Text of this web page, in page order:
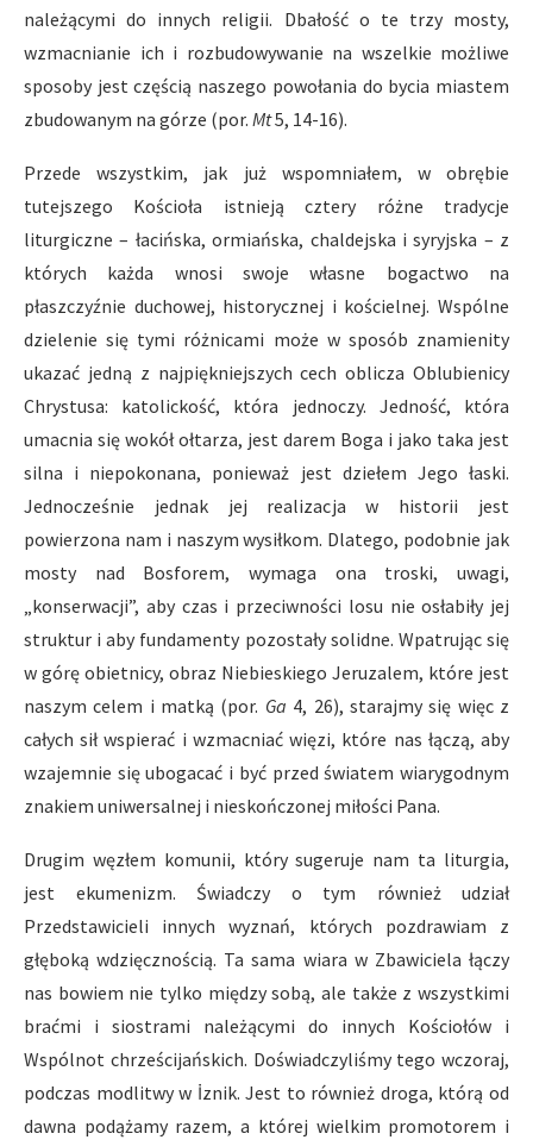
należącymi do innych religii. Dbałość o te trzy mosty,
wzmacnianie ich i rozbudowywanie na wszelkie możliwe
sposoby jest częścią naszego powołania do bycia miastem
zbudowanym na górze (por. Mt5, 14-16).
Przede wszystkim, jak już wspomniałem, w obrębie
tutejszego Kościoła istnieją cztery różne tradycje
liturgiczne – łacińska, ormiańska, chaldejska i syryjska – z
których każda wnosi swoje własne bogactwo na
płaszczyźnie duchowej, historycznej i kościelnej. Wspólne
dzielenie się tymi różnicami może w sposób znamienity
ukazać jedną z najpiękniejszych cech oblicza Oblubienicy
Chrystusa: katolickość, która jednoczy. Jedność, która
umacnia się wokół ołtarza, jest darem Boga i jako taka jest
silna i niepokonana, ponieważ jest dziełem Jego łaski.
Jednocześnie jednak jej realizacja w historii jest
powierzona nam i naszym wysiłkom. Dlatego, podobnie jak
mosty nad Bosforem, wymaga ona troski, uwagi,
„konserwacji”, aby czas i przeciwności losu nie osłabiły jej
struktur i aby fundamenty pozostały solidne. Wpatrując się
w górę obietnicy, obraz Niebieskiego Jeruzalem, które jest
naszym celem i matką (por. Ga 4, 26), starajmy się więc z
całych sił wspierać i wzmacniać więzi, które nas łączą, aby
wzajemnie się ubogacać i być przed światem wiarygodnym
znakiem uniwersalnej i nieskończonej miłości Pana.
Drugim węzłem komunii, który sugeruje nam ta liturgia,
jest ekumenizm. Świadczy o tym również udział
Przedstawicieli innych wyznań, których pozdrawiam z
głęboką wdzięcznością. Ta sama wiara w Zbawiciela łączy
nas bowiem nie tylko między sobą, ale także z wszystkimi
braćmi i siostrami należącymi do innych Kościołów i
Wspólnot chrześcijańskich. Doświadczyliśmy tego wczoraj,
podczas modlitwy w İznik. Jest to również droga, którą od
dawna podążamy razem, a której wielkim promotorem i